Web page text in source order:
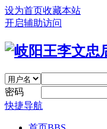
设为首页收藏本站
开启辅助访问
密码
快捷导航